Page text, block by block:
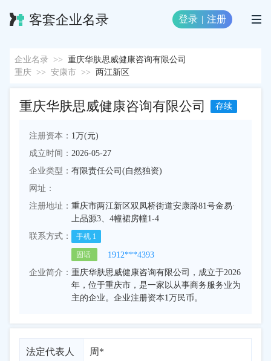
客套企业名录 登录 | 注册
企业名录 >> 重庆华肤思威健康咨询有限公司
重庆 >> 安康市 >> 两江新区
重庆华肤思威健康咨询有限公司 存续
注册资本： 1万(元)
成立时间： 2026-05-27
企业类型： 有限责任公司(自然独资)
网址：
注册地址： 重庆市两江新区双凤桥街道安康路81号金易·
上品源3、4幢裙房幢1-4
联系方式：
手机 1
固话
1912***4393
企业简介： 重庆华肤思威健康咨询有限公司，成立于2026
年，位于重庆市，是一家以从事商务服务业为
主的企业。企业注册资本1万民币。
法定代表人 周*